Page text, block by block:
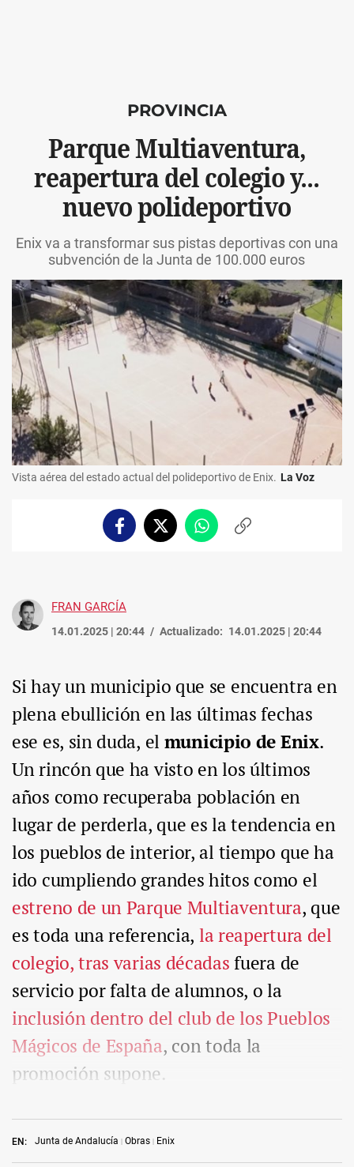
PROVINCIA
Parque Multiaventura,
reapertura del colegio y...
nuevo polideportivo
Enix va a transformar sus pistas deportivas con una
subvención de la Junta de 100.000 euros
Vista aérea del estado actual del polideportivo de Enix. La Voz
FacebookTwitterWhatsappCopiar
FRAN GARCÍA
14.01.2025 | 20:44 Actualizado: 14.01.2025 | 20:44
EN: Junta de Andalucía Obras Enix
Si hay un municipio que se encuentra en
plena ebullición en las últimas fechas
ese es, sin duda, el municipio de Enix.
Un rincón que ha visto en los últimos
años como recuperaba población en
lugar de perderla, que es la tendencia en
los pueblos de interior, al tiempo que ha
ido cumpliendo grandes hitos como el
estreno de un Parque Multiaventura, que
es toda una referencia, la reapertura del
colegio, tras varias décadasfuera de
servicio por falta de alumnos, o la
inclusión dentro del club de los Pueblos
Mágicos de España, con toda la
promoción supone.